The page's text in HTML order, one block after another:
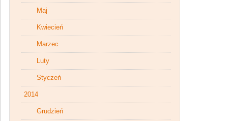
Maj
Kwiecień
Marzec
Luty
Styczeń
2014
Grudzień